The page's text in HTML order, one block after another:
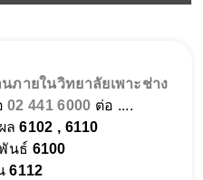
ภายในวิทยาลัยเพาะช่าง
02 441 6000 ต่อ ....
ล6102 , 6110
นธ์ 6100
6112